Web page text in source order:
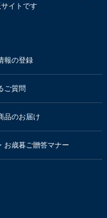
イトです
報の登録
ご質問
品のお届け
お歳暮ご贈答マナー